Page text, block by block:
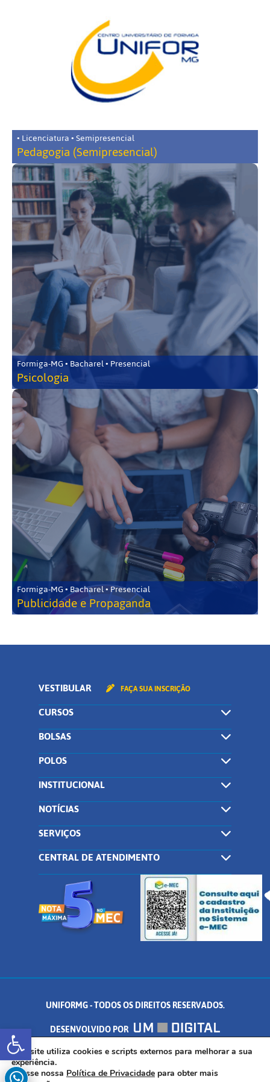
Abrir a barra de ferramentas
• Licenciatura • Semipresencial
Pedagogia (Semipresencial)
Formiga-MG • Bacharel • Presencial
Psicologia
Formiga-MG • Bacharel • Presencial
Publicidade e Propaganda
VESTIBULAR FAÇA SUA INSCRIÇÃO
CURSOS
BOLSAS
POLOS
INSTITUCIONAL
NOTÍCIAS
SERVIÇOS
CENTRAL DE ATENDIMENTO
UNIFORMG - TODOS OS DIREITOS RESERVADOS.
DESENVOLVIDO POR
AV. DR. ARNALDO DE SENNA, 328 - PALMEIRAS, FORMIGA/MG - CEP:
35.574.530
Este site utiliza cookies e scripts externos para melhorar a sua
experiência.
Acesse nossa Política de Privacidade para obter mais